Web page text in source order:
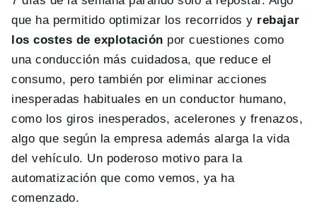
que ha permitido optimizar los recorridos y rebajar
los costes de explotación por cuestiones como
una conducción más cuidadosa, que reduce el
consumo, pero también por eliminar acciones
inesperadas habituales en un conductor humano,
como los giros inesperados, acelerones y frenazos,
algo que según la empresa además alarga la vida
del vehículo. Un poderoso motivo para la
automatización que como vemos, ya ha
comenzado.